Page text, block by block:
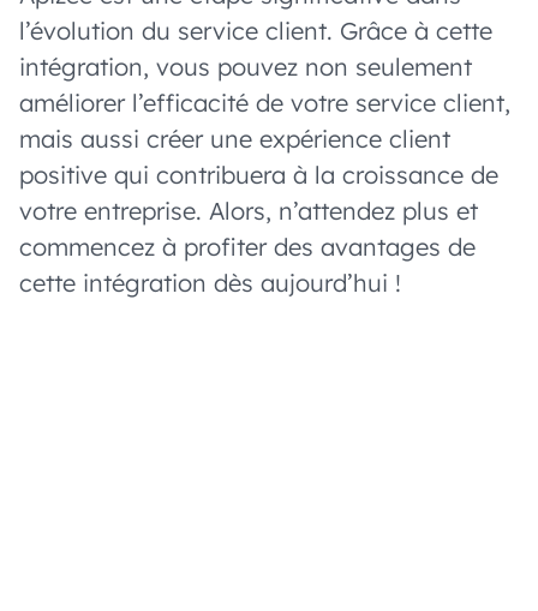
l’évolution du service client. Grâce à cette
intégration, vous pouvez non seulement
améliorer l’efficacité de votre service client,
mais aussi créer une expérience client
positive qui contribuera à la croissance de
votre entreprise. Alors, n’attendez plus et
commencez à profiter des avantages de
cette intégration dès aujourd’hui !